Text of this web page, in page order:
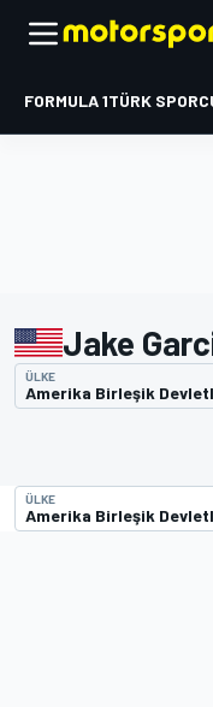
FORMULA 1TÜRK
Jake
ÜLKE
Amerika Birleşik
ÜLKE
Amerika Birleşik